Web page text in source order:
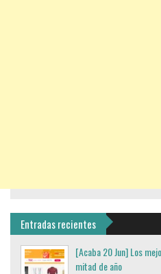
Entradas recientes
[Acaba 20 Jun] Los
mitad de año